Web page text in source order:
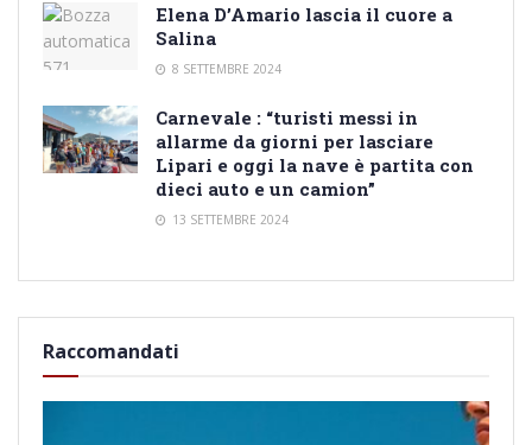
Elena D’Amario lascia il cuore a
Salina
8 SETTEMBRE 2024
Carnevale : “turisti messi in
allarme da giorni per lasciare
Lipari e oggi la nave è partita con
dieci auto e un camion”
13 SETTEMBRE 2024
Raccomandati